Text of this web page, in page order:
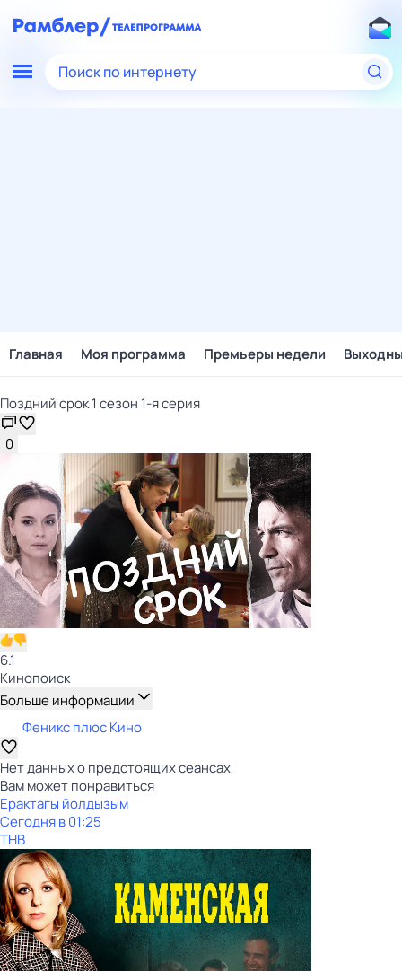
Поиск по интернету
Главная Моя программа Премьеры недели
Поздний срок 1 сезон 1-я серия
0
6.1
Кинопоиск
Больше информации
Феникс плюс Кино
Нет данных о предстоящих сеансах
Вам может понравиться
Ерактагы йолдызым
Сегодня в 01:25
ТНВ